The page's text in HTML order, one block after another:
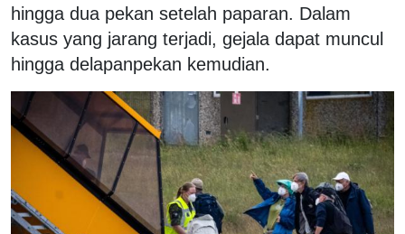
hingga dua pekan setelah paparan. Dalam
kasus yang jarang terjadi, gejala dapat muncul
hingga delapanpekan kemudian.